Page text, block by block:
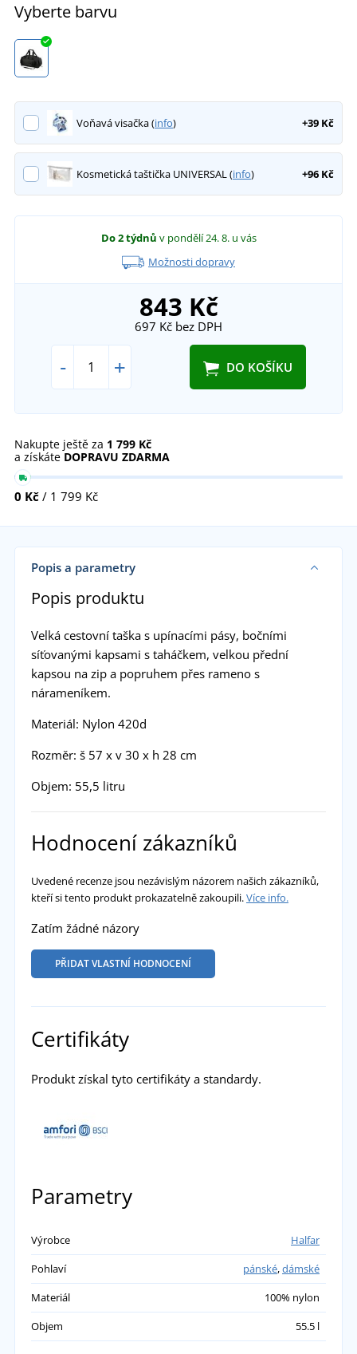
Vyberte barvu
Voňavá visačka (info) +39 Kč
Kosmetická taštička UNIVERSAL (info) +96 Kč
Do 2 týdnů v pondělí 24. 8. u vás
Možnosti dopravy
843 Kč
697 Kč bez DPH
- + DO KOŠÍKU
Nakupte ještě za 1 799 Kč
a získáte DOPRAVU ZDARMA
0 Kč / 1 799 Kč
Popis a parametry
Popis produktu
Velká cestovní taška s upínacími pásy, bočními
síťovanými kapsami s taháčkem, velkou přední
kapsou na zip a popruhem přes rameno s
nárameníkem.
Materiál: Nylon 420d
Rozměr: š 57 x v 30 x h 28 cm
Objem: 55,5 litru
Hodnocení zákazníků
Uvedené recenze jsou nezávislým názorem našich zákazníků,
kteří si tento produkt prokazatelně zakoupili.Více info.
Zatím žádné názory
PŘIDAT VLASTNÍ HODNOCENÍ
Certifikáty
Produkt získal tyto certifikáty a standardy.
Parametry
Výrobce
Halfar
Pohlaví
pánské,dámské
Materiál
100% nylon
Objem
55.5 l